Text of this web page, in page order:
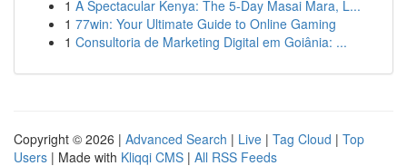
1 A Spectacular Kenya: The 5-Day Masai Mara, L...
1 77win: Your Ultimate Guide to Online Gaming
1 Consultoria de Marketing Digital em Goiânia: ...
Copyright © 2026 | Advanced Search | Live | Tag Cloud | Top
Users | Made with Kliqqi CMS | All RSS Feeds